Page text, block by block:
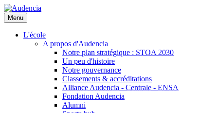
Aller
au
contenu
principal
Menu
L'école
A propos d'Audencia
Notre plan stratégique : STOA 2030
Un peu d'histoire
Notre gouvernance
Classements & accréditations
Alliance Audencia - Centrale - ENSA
Fondation Audencia
Alumni